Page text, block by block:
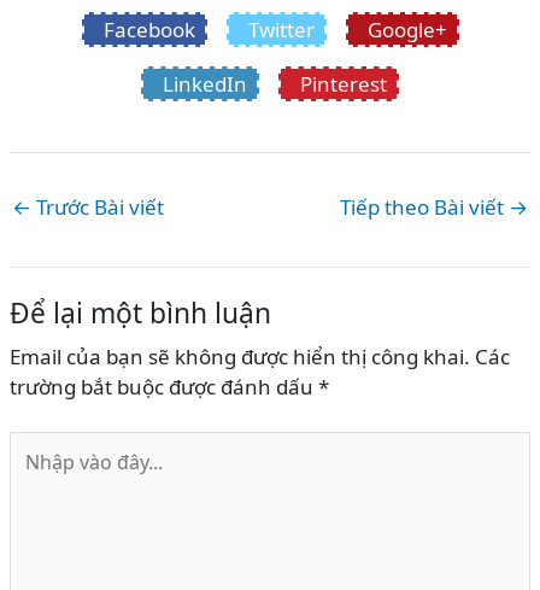
Facebook
Twitter
Google+
LinkedIn
Pinterest
← Trước Bài viết Tiếp theo Bài viết →
Để lại một bình luận
Email của bạn sẽ không được hiển thị công khai. Các
trường bắt buộc được đánh dấu *
vào